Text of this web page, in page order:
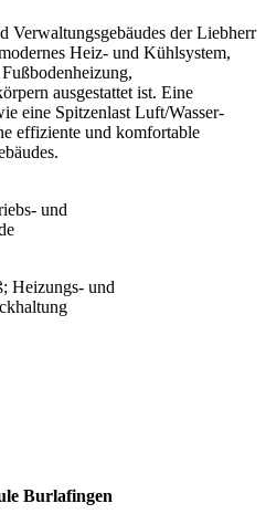
Verwaltungsgebäudes der Liebherr
Heiz- und Kühlsystem,
ausgestattet ist. Eine
eine Spitzenlast Luft/Wasser-
effiziente und komfortable
und
Heizungs- und
Burlafingen